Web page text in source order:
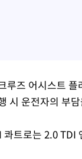
루즈 어시스트
시 운전자의 부
콰트로는 2.0 TDI